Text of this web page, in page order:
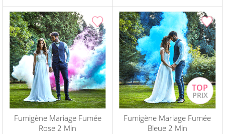
Fumigène Mariage Fumée
Rose 2 Min
Fumigène Mariage Fumée
Bleue 2 Min